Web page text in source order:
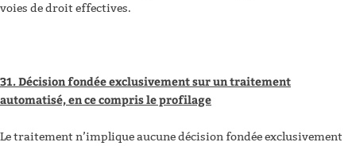
voies de droit effectives.
31. Décision fondée exclusivement sur un traitement
automatisé, en ce compris le profilage
Le traitement n’implique aucune décision fondée exclusivement